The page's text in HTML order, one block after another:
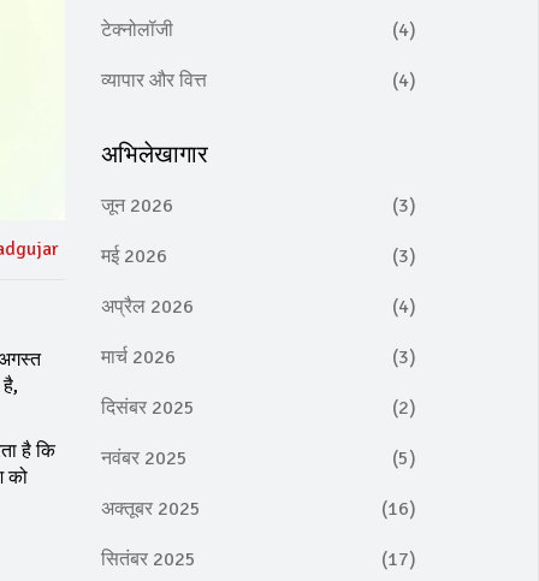
है कि
को
टेक्नोलॉजी (4)
व्यापार और वित्त (4)
अभिलेखागार
जून 2026 (3)
मई 2026 (3)
अप्रैल 2026 (4)
मार्च 2026 (3)
दिसंबर 2025 (2)
नवंबर 2025 (5)
अक्तूबर 2025 (16)
सितंबर 2025 (17)